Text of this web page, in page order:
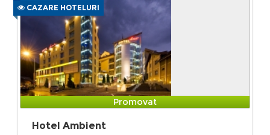
CAZARE HOTELURI
Promovat
Hotel Ambient